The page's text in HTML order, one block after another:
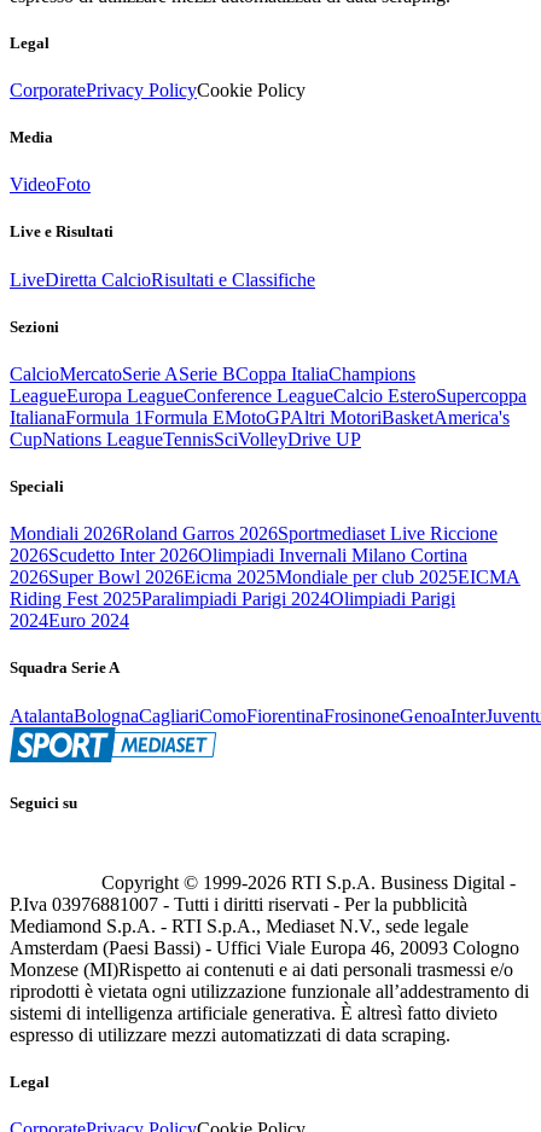
Legal
CorporatePrivacy PolicyCookie Policy
Media
VideoFoto
Live e Risultati
LiveDiretta CalcioRisultati e Classifiche
Sezioni
CalcioMercatoSerie ASerie BCoppa ItaliaChampions
LeagueEuropa LeagueConference LeagueCalcio EsteroSupercoppa
ItalianaFormula 1Formula EMotoGPAltri MotoriBasketAmerica's
CupNations LeagueTennisSciVolleyDrive UP
Speciali
Mondiali 2026Roland Garros 2026Sportmediaset Live Riccione
2026Scudetto Inter 2026Olimpiadi Invernali Milano Cortina
2026Super Bowl 2026Eicma 2025Mondiale per club 2025EICMA
Riding Fest 2025Paralimpiadi Parigi 2024Olimpiadi Parigi
2024Euro 2024
Squadra Serie A
AtalantaBolognaCagliariComoFiorentinaFrosinoneGenoaInter
Seguici su
Copyright © 1999-2026 RTI S.p.A. Business Digital -
P.Iva 03976881007 - Tutti i diritti riservati - Per la pubblicità
Mediamond S.p.A. - RTI S.p.A., Mediaset N.V., sede legale
Amsterdam (Paesi Bassi) - Uffici Viale Europa 46, 20093 Cologno
Monzese (MI)Rispetto ai contenuti e ai dati personali trasmessi e/o
riprodotti è vietata ogni utilizzazione funzionale all’addestramento di
sistemi di intelligenza artificiale generativa. È altresì fatto divieto
espresso di utilizzare mezzi automatizzati di data scraping.
Legal